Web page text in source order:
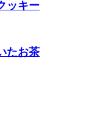
ッキー
たお茶